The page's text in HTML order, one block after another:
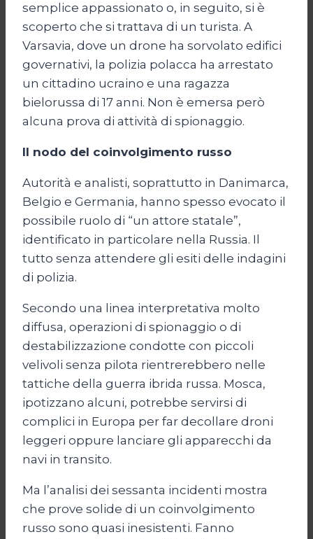
semplice appassionato o, in seguito, si è
scoperto che si trattava di un turista. A
Varsavia, dove un drone ha sorvolato edifici
governativi, la polizia polacca ha arrestato
un cittadino ucraino e una ragazza
bielorussa di 17 anni. Non è emersa però
alcuna prova di attività di spionaggio.
Il nodo del coinvolgimento russo
Autorità e analisti, soprattutto in Danimarca,
Belgio e Germania, hanno spesso evocato il
possibile ruolo di “un attore statale”,
identificato in particolare nella Russia. Il
tutto senza attendere gli esiti delle indagini
di polizia.
Secondo una linea interpretativa molto
diffusa, operazioni di spionaggio o di
destabilizzazione condotte con piccoli
velivoli senza pilota rientrerebbero nelle
tattiche della guerra ibrida russa. Mosca,
ipotizzano alcuni, potrebbe servirsi di
complici in Europa per far decollare droni
leggeri oppure lanciare gli apparecchi da
navi in transito.
Ma l’analisi dei sessanta incidenti mostra
che prove solide di un coinvolgimento
russo sono quasi inesistenti. Fanno